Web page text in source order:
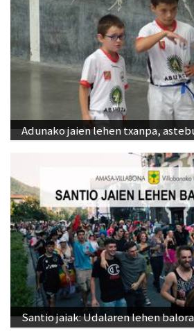
Adunako jaien lehen txanpa,
Santio jaiak: Udalaren lehen